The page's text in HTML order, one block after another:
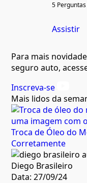
5
Assistir
Para mais
seguro auto,
Inscreva-se
Mais lidos da
Troca de Óleo do
Corretamente
Diego Brasileiro
Data:27/09/24